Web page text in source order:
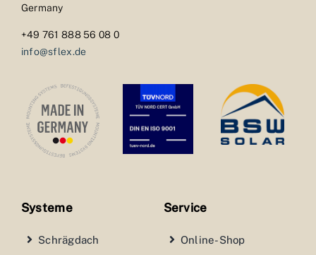
Germany
+49 761 888 56 08 0
info@sflex.de
Systeme
Schrägdach
Service
Online-Shop